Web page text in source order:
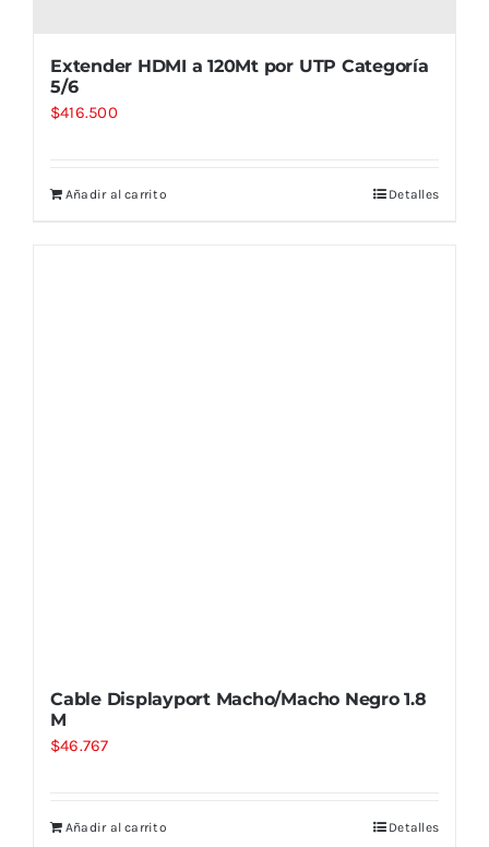
Extender HDMI a 120Mt por UTP Categoría
5/6
$416.500
Añadir al carrito Detalles
Cable Displayport Macho/Macho Negro 1.8
M
$46.767
Añadir al carrito Detalles